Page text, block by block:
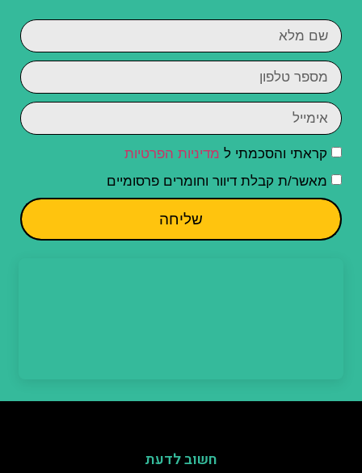
קראתי והסכמתי ל מדיניות הפרטיות
מאשר/ת קבלת דיוור וחומרים פרסומיים
שליחה
חשוב לדעת